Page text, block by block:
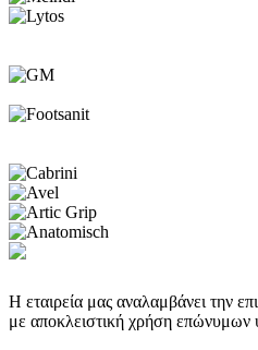
Η εταιρεία μας αναλαμβάνει την
με αποκλειστική χρήση επώνυμων